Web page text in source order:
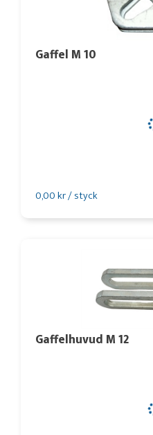
Gaffel M 10
0,00 kr / styck
Gaffelhuvud M 12